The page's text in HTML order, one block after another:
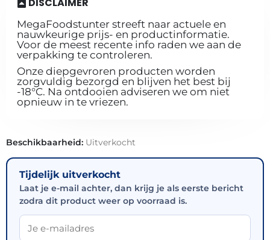
DISCLAIMER
MegaFoodstunter streeft naar actuele en
nauwkeurige prijs- en productinformatie.
Voor de meest recente info raden we aan de
verpakking te controleren.
Onze diepgevroren producten worden
zorgvuldig bezorgd en blijven het best bij
-18°C. Na ontdooien adviseren we om niet
opnieuw in te vriezen.
Beschikbaarheid: Uitverkocht
Tijdelijk uitverkocht
Laat je e-mail achter, dan krijg je als eerste bericht
zodra dit product weer op voorraad is.